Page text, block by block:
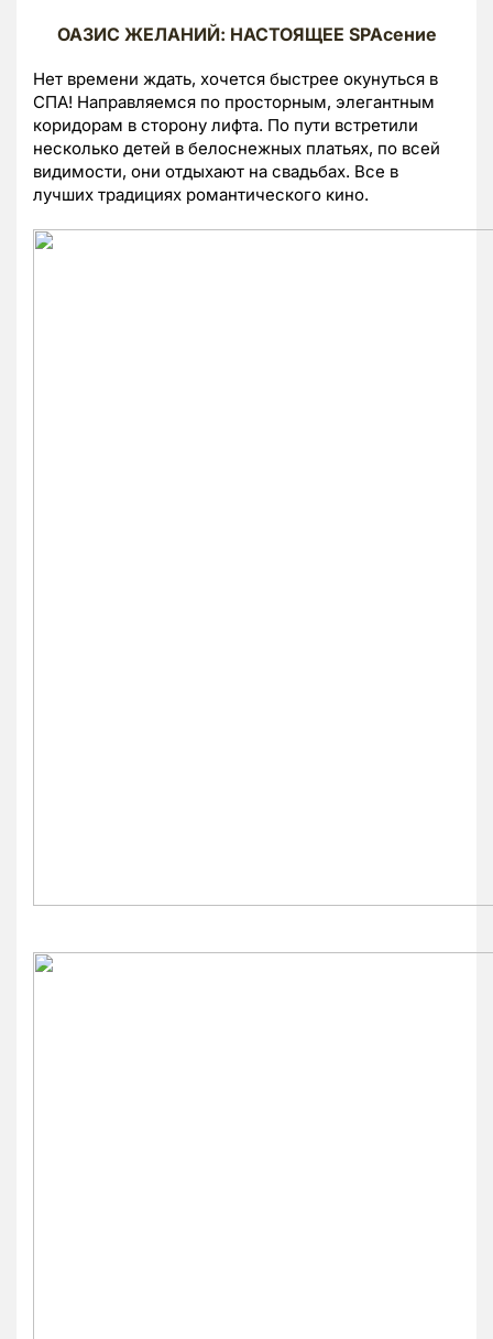
ОАЗИС ЖЕЛАНИЙ: НАСТОЯЩЕЕ SPAсение
Нет времени ждать, хочется быстрее окунуться в
СПА! Направляемся по просторным, элегантным
коридорам в сторону лифта. По пути встретили
несколько детей в белоснежных платьях, по всей
видимости, они отдыхают на свадьбах. Все в
лучших традициях романтического кино.